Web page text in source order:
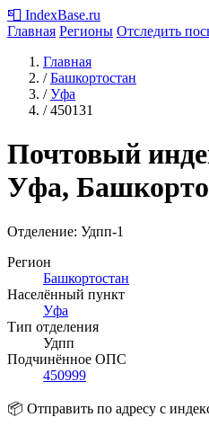
📮 IndexBase.ru
Главная Регионы Отследить
Главная
/ Башкортостан
/ Уфа
/ 450131
Почтовый
Уфа,
Отделение: Удпп-1
Регион
Башкортостан
Населённый пункт
Уфа
Тип отделения
Удпп
Подчинённое ОПС
450999
📦 Отправить по адресу с